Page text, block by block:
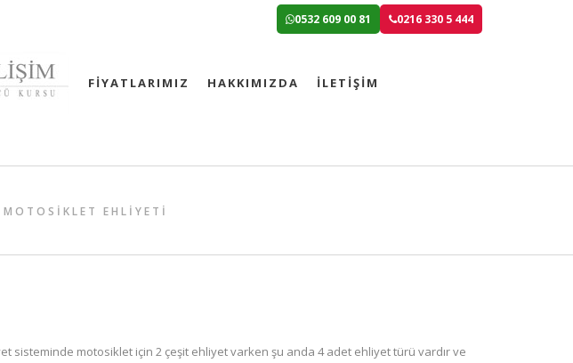
0532 609 00 81 0216 330 5 444
FİYATLARIMIZ HAKKIMIZDA İLETİŞİM
MOTOSIKLET EHLIYETI
sisteminde motosiklet için 2 çeşit ehliyet varken şu anda 4 adet ehliyet türü vardır ve